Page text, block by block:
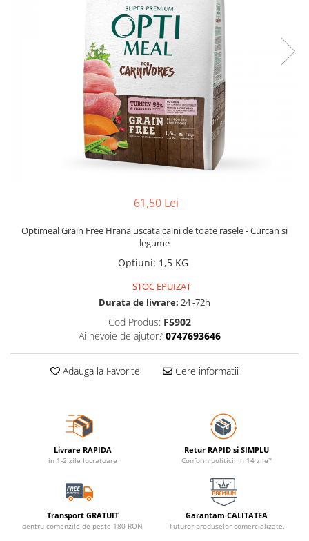
61,50 Lei
Optimeal Grain Free Hrana uscata caini de toate rasele - Curcan si
legume
Optiuni: 1,5 KG
STOC EPUIZAT
Durata de livrare: 24 -72h
Cod Produs: F5902
Ai nevoie de ajutor? 0747693646
Adauga la Favorite Cere informatii
Livrare RAPIDA
in 1-2 zile lucratoare
Retur RAPID si SIMPLU
Conform politicii in 14 zile*
Transport GRATUIT
pentru comenzile de peste 180 RON
Garantam CALITATEA
Tuturor produselor comercializate.